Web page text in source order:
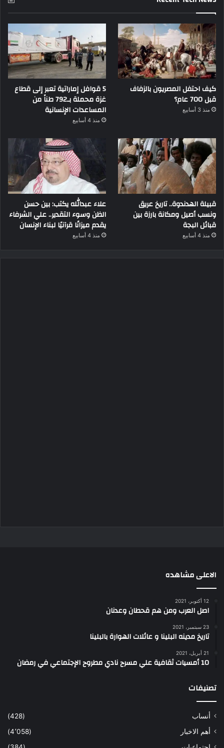
كيف احتفل المصريون بالزفاف
قبل 700 عام؟
منذ 3 أسابيع
5 قوافل إماراتية تعبر إلى قطاع
غزة محملة بـ792 طناً من
المساعدات الإنسانية
منذ 4 أسابيع
قبيلة الهدندوة.. تاريخ عريق
ونسب أصيل ومكانة بارزة بين
قبائل البجة
منذ 4 أسابيع
علاء عبدالله يكتب: بين حسن
الظن وسوء التقدير.. علي الشرفاء
يقدم ميزانًا قرآنيًا لبناء الإنسان
منذ 4 أسابيع
الاعلى مشاهده
12 أكتوبر، 2021
اصل العرب ومن هم قحطان وعدنان
23 سبتمبر، 2021
تاريخ مدينه البلينا و عائلات الهوارة بالبلينا
21 أبريل، 2021
10 أمسيات ثقافية علي مسرح نادي مطروح الإجتماعي في رمضان
تصنيفات
أنساب
(428)
أهم الاخبار
(4٬058)